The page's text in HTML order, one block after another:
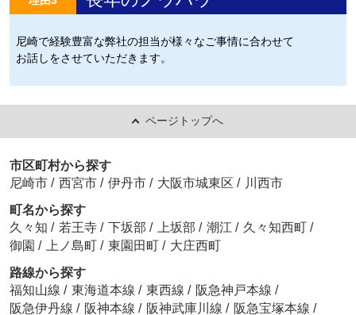
尼崎で経験豊富な弊社の担当が様々なご事情に合わせて
お話しをさせていただきます。
ページトップへ
市区町村から探す
尼崎市 / 西宮市 / 伊丹市 / 大阪市城東区 / 川西市
町名から探す
久々知 / 若王寺 / 下坂部 / 上坂部 / 潮江 / 久々知西町 /
御園 / 上ノ島町 / 東園田町 / 大庄西町
路線から探す
福知山線 / 東海道本線 / 東西線 / 阪急神戸本線 /
阪急伊丹線 / 阪神本線 / 阪神武庫川線 / 阪急宝塚本線 /